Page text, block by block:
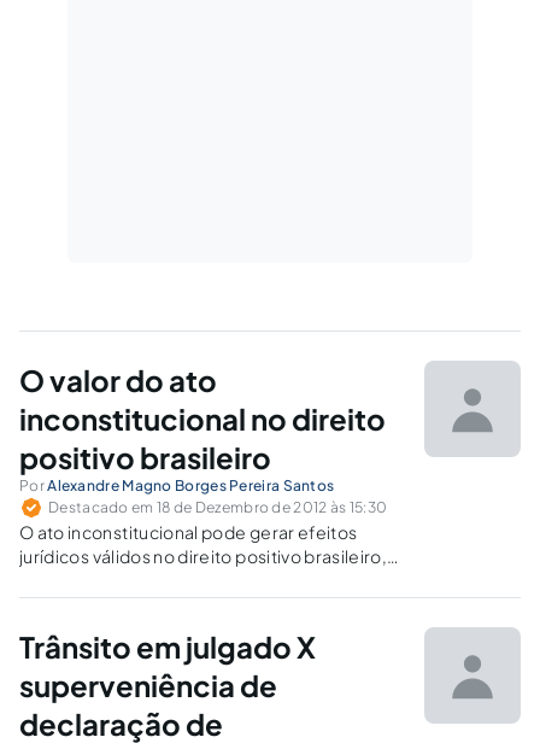
O valor do ato
inconstitucional no direito
positivo brasileiro
PorAlexandre Magno Borges Pereira Santos
Destacado em 18 de Dezembro de 2012 às 15:30
O ato inconstitucional pode gerar efeitos
jurídicos válidos no direito positivo brasileiro,
inconstitucional, dos efeitos da declaração de
situação jurídica da lei em confronto com
Constituição anterior.
Trânsito em julgado X
superveniência de
declaração de